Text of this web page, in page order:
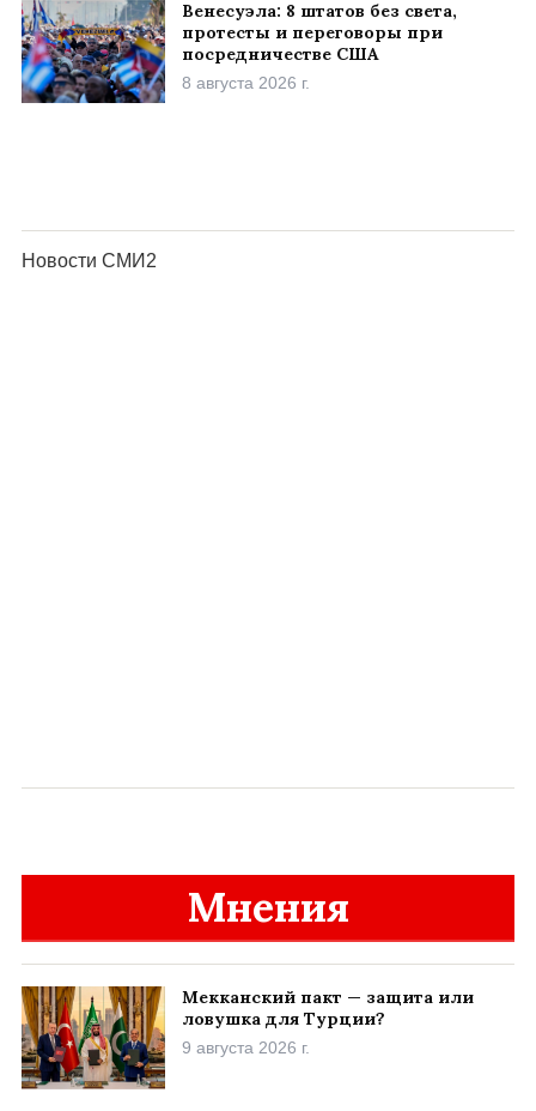
Венесуэла: 8 штатов без света,
протесты и переговоры при
посредничестве США
8 августа 2026 г.
Мнения
Мекканский пакт — защита или
ловушка для Турции?
9 августа 2026 г.